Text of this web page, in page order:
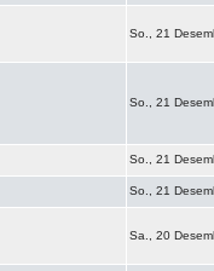
So., 21
So., 21
So., 21
So., 21
Sa., 20